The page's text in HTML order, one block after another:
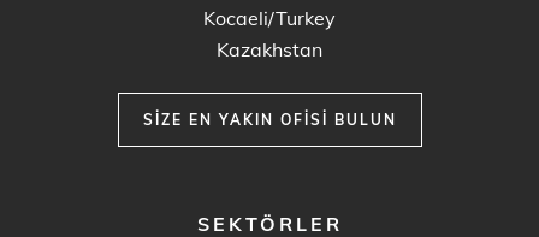
Kocaeli/Turkey
Kazakhstan
SIZE EN YAKIN OFISI BULUN
SEKTÖRLER